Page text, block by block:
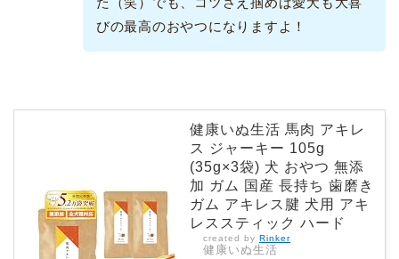
びの最高のおやつになりますよ！
健康いぬ生活 馬肉 アキレ
ス ジャーキー 105g
(35g×3袋) 犬 おやつ 無添
加 ガム 国産 長持ち 歯磨き
ガム アキレス腱 犬用 アキ
レススティック ハード
created by Rinker
健康いぬ生活